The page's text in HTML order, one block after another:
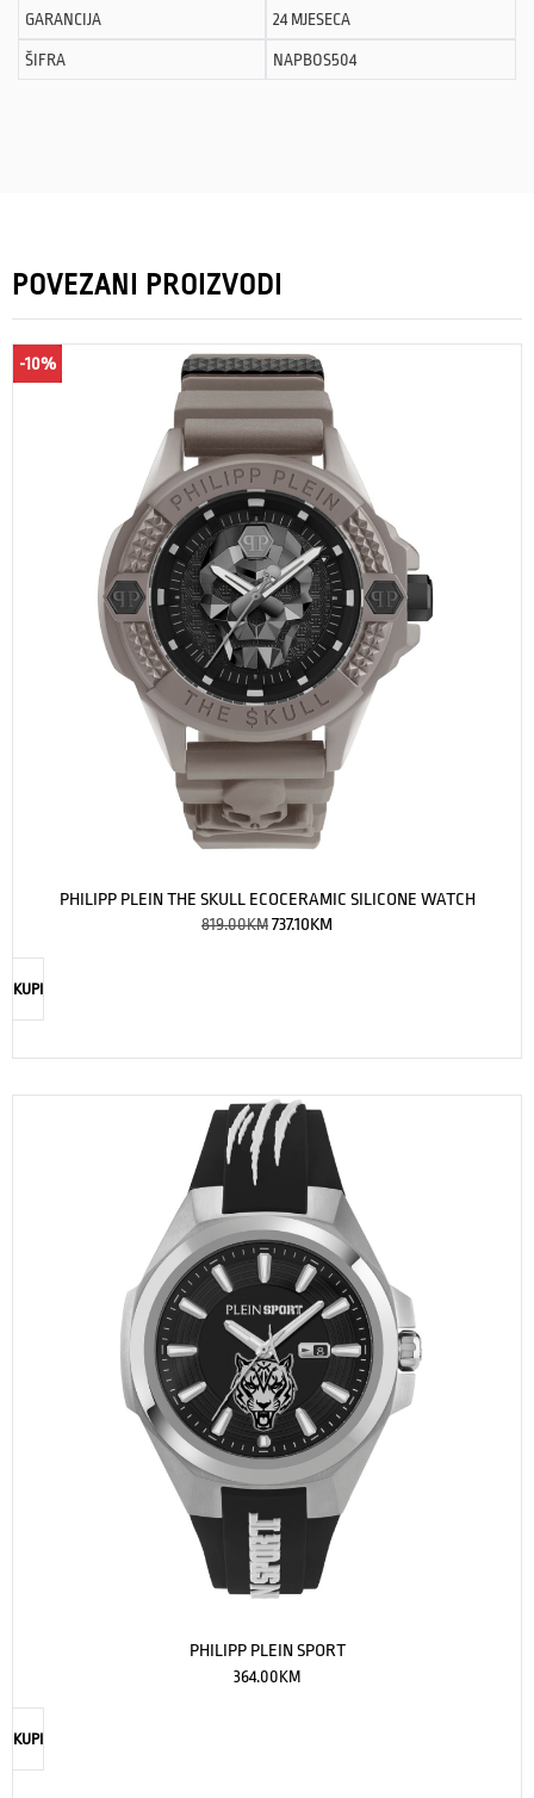
GARANCIJA 24 MJESECA
ŠIFRA NAPBOS504
POVEZANI PROIZVODI
-10%
PHILIPP PLEIN THE SKULL ECOCERAMIC SILICONE WATCH
819.00KM737.10KM
KUPI
PHILIPP PLEIN SPORT
364.00KM
KUPI